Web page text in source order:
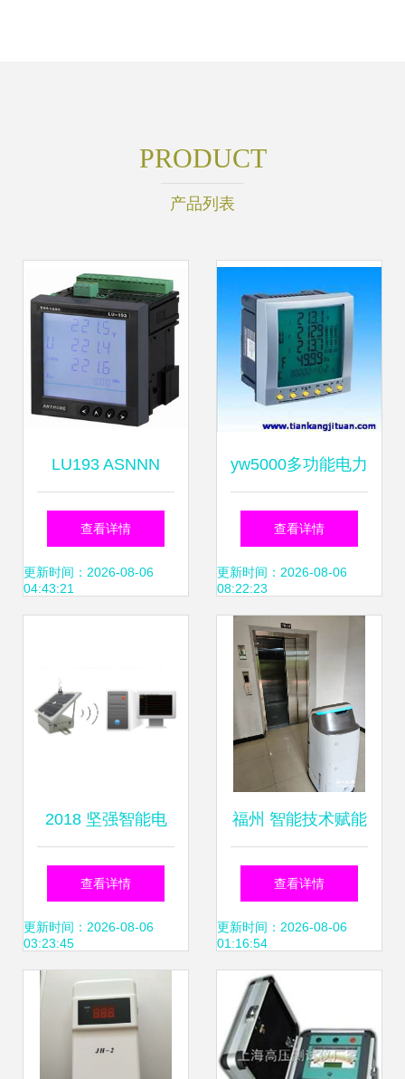
PRODUCT
产品列表
LU193 ASNNN
SDWF电力监测仪
赋能智能电网在线
查看详情
更新时间：2026-08-06
04:43:21
yw5000多功能电力
品质分析表
查看详情
更新时间：2026-08-06
08:22:23
2018 坚强智能电
网 配电线路状态监
测系统必不可少
查看详情
更新时间：2026-08-06
03:23:45
福州 智能技术赋能
养老与电力安全，
创新社会服务新模
查看详情
更新时间：2026-08-06
01:16:54